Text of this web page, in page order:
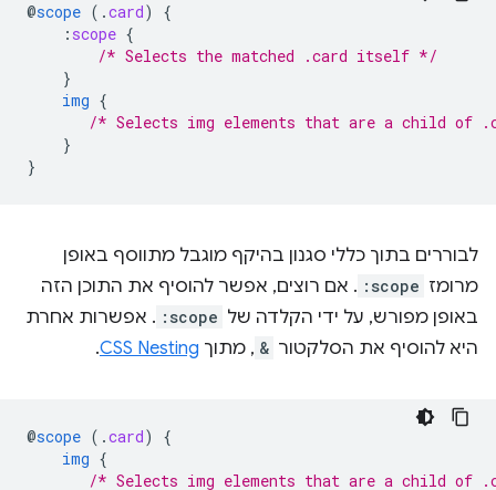
@scope ( .card)
{
: scope {
/* Selects the matched .card itself */
}
img {
/* Selects img elements that are a child of
}
}
לבוררים בתוך כללי סגנון בהיקף מוגבל מתווסף באופן
מרומז :scope . אם רוצים, אפשר להוסיף את התוכן הזה
באופן מפורש, על ידי הקלדה של :scope . אפשרות אחרת
היא להוסיף את הסלקטור & , מתוך CSS Nesting
.
@scope ( .card)
{
img {
/* Selects img elements that are a child of